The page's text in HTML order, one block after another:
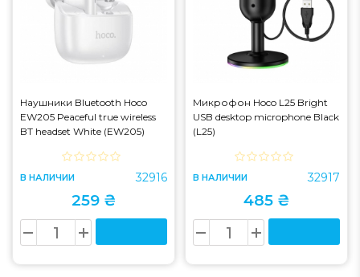
Наушники Bluetooth Hoco
EW205 Peaceful true wireless
BT headset White (EW205)
В НАЛИЧИИ 32916
259 ₴
Микрофон Hoco L25 Bright
USB desktop microphone Black
(L25)
В НАЛИЧИИ 32917
485 ₴